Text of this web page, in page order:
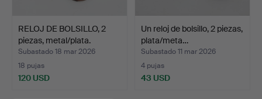
RELOJ DE BOLSILLO, 2
piezas, metal/plata.
Subastado 18 mar 2026
18 pujas
120 USD
Un reloj de bolsillo, 2 piezas,
plata/meta…
Subastado 11 mar 2026
4 pujas
43 USD